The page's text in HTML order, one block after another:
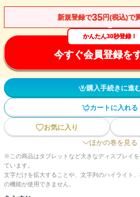
新規登録で35円(税込)で
かんたん30秒登録！
今すぐ会員登録を
購入手続きに進
カートに入れる
お気に入り
ほかの巻を見る
※この商品はタブレットなど大きなディスプレイ
ています。
文字だけを拡大することや、文字列のハイライト
の機能が使用できません。